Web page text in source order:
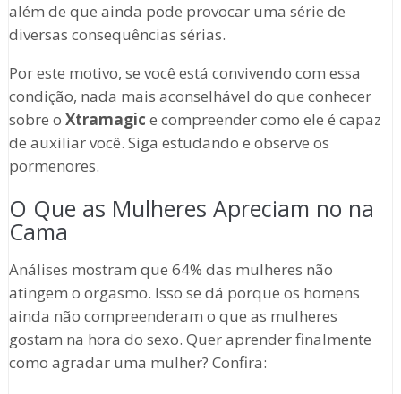
além de que ainda pode provocar uma série de
diversas consequências sérias.
Por este motivo, se você está convivendo com essa
condição, nada mais aconselhável do que conhecer
sobre o Xtramagic e compreender como ele é capaz
de auxiliar você. Siga estudando e observe os
pormenores.
O Que as Mulheres Apreciam no na
Cama
Análises mostram que 64% das mulheres não
atingem o orgasmo. Isso se dá porque os homens
ainda não compreenderam o que as mulheres
gostam na hora do sexo. Quer aprender finalmente
como agradar uma mulher? Confira: